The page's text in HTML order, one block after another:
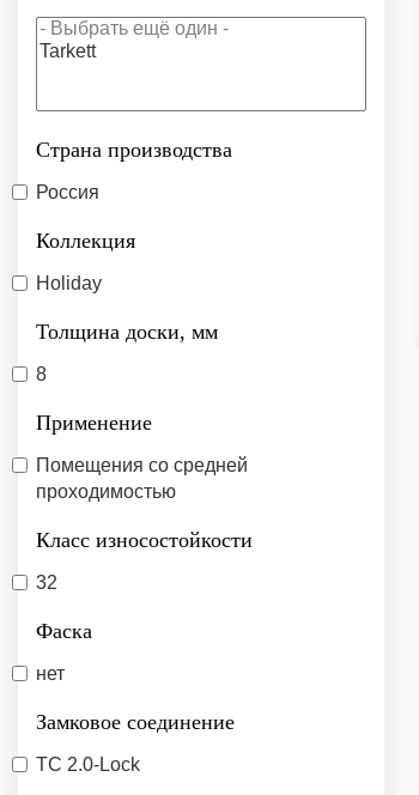
Страна производства
Россия
Коллекция
Holiday
Толщина доски, мм
8
Применение
Помещения со средней
проходимостью
Класс износостойкости
32
Фаска
нет
Замковое соединение
TC 2.0-Lock